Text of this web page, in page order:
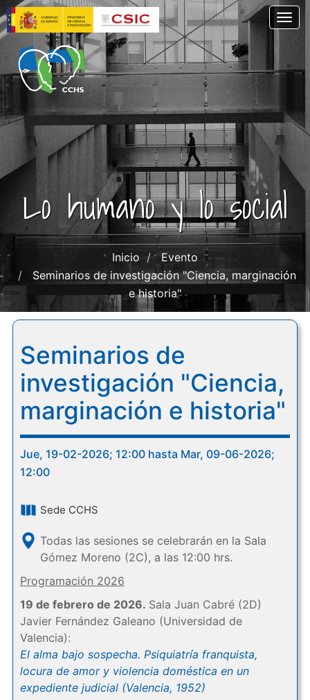
Pasar
al
contenido
principal
Lo humano y lo social
Inicio
Evento
Seminarios de investigación "Ciencia, marginación
e historia"
Seminarios de
investigación "Ciencia,
marginación e historia"
Jue, 19-02-2026; 12:00 hasta Mar, 09-06-2026;
12:00
Sede CCHS
Todas las sesiones se celebrarán en la Sala
Gómez Moreno (2C), a las 12:00 hrs.
Programación 2026
19 de febrero de 2026. Sala Juan Cabré (2D)
Javier Fernández Galeano (Universidad de
Valencia):
El alma bajo sospecha. Psiquiatría franquista,
locura de amor y violencia doméstica en un
expediente judicial (Valencia, 1952)